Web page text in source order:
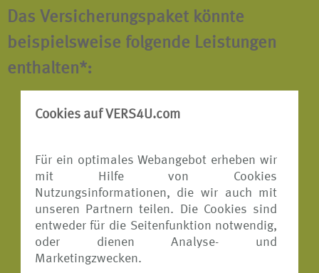
Cookies auf VERS4U.com
Für ein optimales Webangebot erheben wir
mit Hilfe von Cookies
Nutzungsinformationen, die wir auch mit
unseren Partnern teilen. Die Cookies sind
entweder für die Seitenfunktion notwendig,
oder dienen Analyse- und
Marketingzwecken.
Das Versicherungspaket könnte
beispielsweise folgende Leistungen
enthalten*:
Reisekranken-Versicherung
Reisegepäck-Versicherung
Reiseunfall-Versicherung
Notfallversicherung